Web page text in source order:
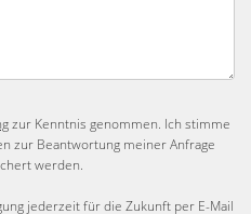
zur Kenntnis genommen. Ich stimme
zur Beantwortung meiner Anfrage
werden.
jederzeit für die Zukunft per E-Mail